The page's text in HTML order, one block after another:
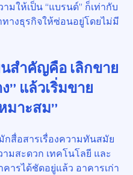
มให้เป็น “แบรนด์” ก็เท่ากับ
างธุรกิจให้ซ่อนอยู่โดยไม่มี
สำคัญคือ เลิกขาย
” แล้วเริ่มขาย
มาะสม”
กสื่อสารเรื่องความทันสมัย
มสะดวก เทคโนโลยี และ
ารได้ชัดอยู่แล้ว อาคารเก่า